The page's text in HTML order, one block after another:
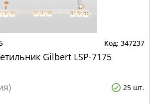
347237
Gilbert LSP-7175
25 шт.